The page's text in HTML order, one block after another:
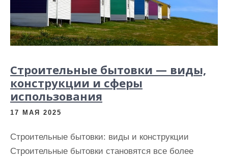
Строительные бытовки — виды,
конструкции и сферы
использования
17 МАЯ 2025
Строительные бытовки: виды и конструкции
Строительные бытовки становятся все более